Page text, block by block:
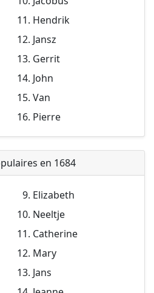
Hendrik
Jansz
Gerrit
John
Van
Pierre
en 1684
Elizabeth
Neeltje
Catherine
Mary
Jans